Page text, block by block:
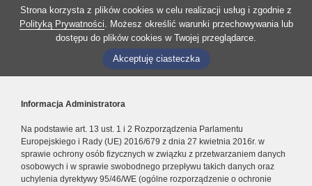
Strona korzysta z plików cookies w celu realizacji usług i zgodnie z
Polityką Prywatności. Możesz określić warunki przechowywania lub
dostępu do plików cookies w Twojej przeglądarce.
Akceptuję ciasteczka
Informacja Administratora
Na podstawie art. 13 ust. 1 i 2 Rozporządzenia Parlamentu
Europejskiego i Rady (UE) 2016/679 z dnia 27 kwietnia 2016r. w
sprawie ochrony osób fizycznych w związku z przetwarzaniem danych
osobowych i w sprawie swobodnego przepływu takich danych oraz
uchylenia dyrektywy 95/46/WE (ogólne rozporządzenie o ochronie